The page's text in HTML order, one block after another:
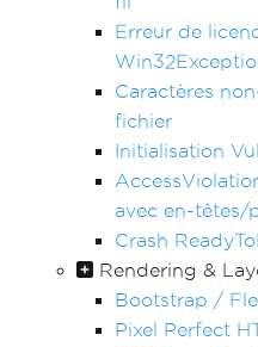
Erreur de
Caractères
fichier
Initialisation
avec en-têtes/
Crash
Rendering &
Bootstrap /
Pixel Perfect